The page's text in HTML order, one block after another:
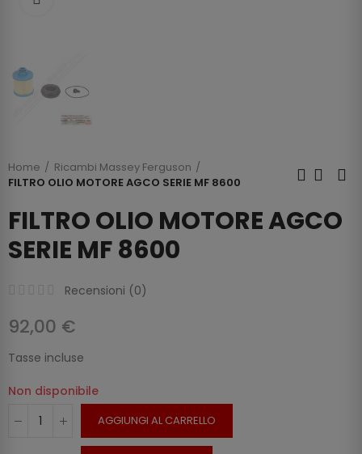
Home
Ricambi Massey Ferguson
FILTRO OLIO MOTORE AGCO SERIE MF 8600
FILTRO OLIO MOTORE AGCO
SERIE MF 8600
Recensioni (0)
92,00 €
Tasse incluse
Non disponibile
AGGIUNGI AL CARRELLO